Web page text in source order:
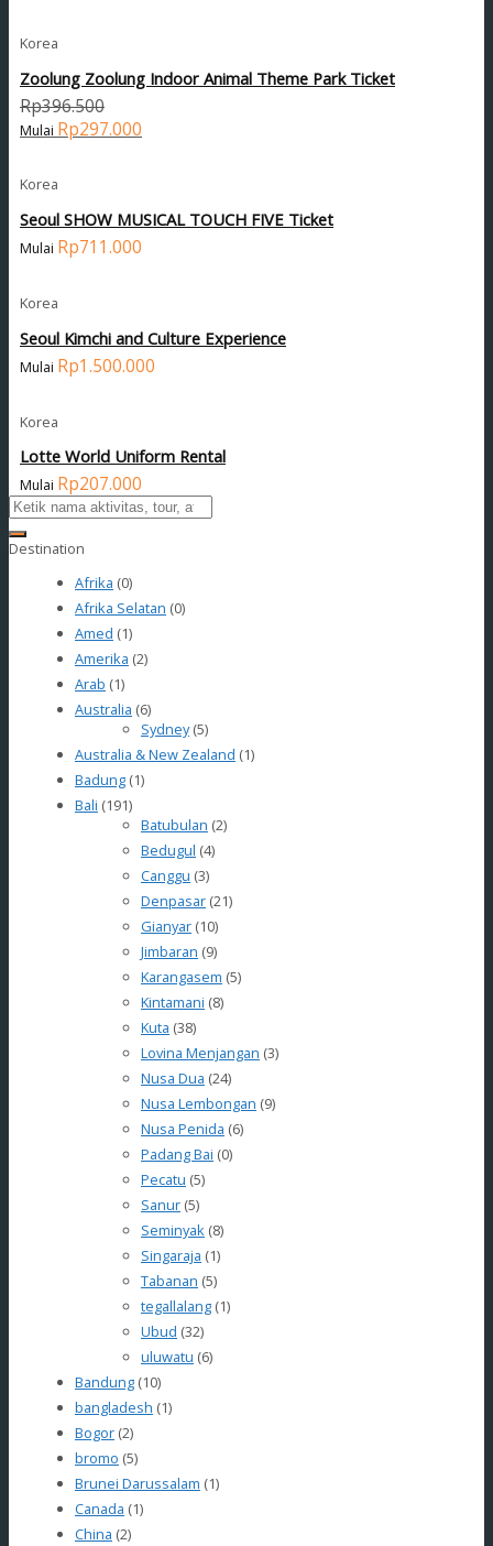
Korea
Zoolung Zoolung Indoor Animal Theme Park Ticket
Rp396.500
Rp297.000
Korea
Seoul SHOW MUSICAL TOUCH FIVE Ticket
Rp711.000
Korea
Seoul Kimchi and Culture Experience
Rp1.500.000
Korea
Lotte World Uniform Rental
Rp207.000
Destination
Afrika (0)
Afrika Selatan (0)
Amed (1)
Amerika (2)
Arab (1)
Australia (6)
Sydney (5)
Australia & New Zealand (1)
Badung (1)
Bali (191)
Batubulan (2)
Bedugul (4)
Canggu (3)
Denpasar (21)
Gianyar (10)
Jimbaran (9)
Karangasem (5)
Kintamani (8)
Kuta (38)
Lovina Menjangan (3)
Nusa Dua (24)
Nusa Lembongan (9)
Nusa Penida (6)
Padang Bai (0)
Pecatu (5)
Sanur (5)
Seminyak (8)
Singaraja (1)
Tabanan (5)
tegallalang (1)
Ubud (32)
uluwatu (6)
Bandung (10)
bangladesh (1)
Bogor (2)
bromo (5)
Brunei Darussalam (1)
Canada (1)
China (2)